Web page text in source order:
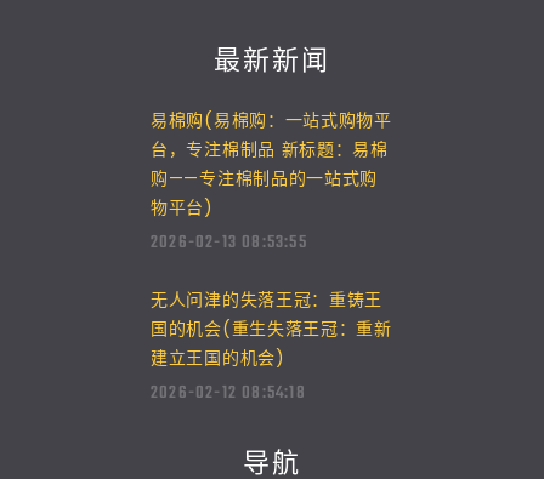
最新新闻
易棉购(易棉购：一站式购物平
台，专注棉制品 新标题：易棉
购——专注棉制品的一站式购
物平台)
2026-02-13 08:53:55
无人问津的失落王冠：重铸王
国的机会(重生失落王冠：重新
建立王国的机会)
2026-02-12 08:54:18
导航